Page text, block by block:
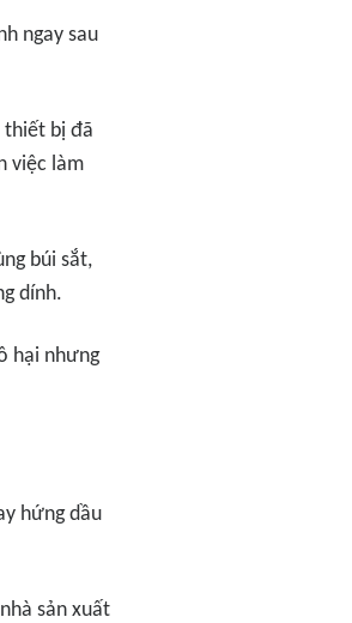
ngay sau
thiết bị đã
việc làm
búi sắt,
dính.
hại nhưng
hứng dầu
sản xuất